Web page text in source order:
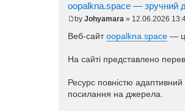
oopalkna.space — зручний
P
o
by Johyamara » 12.06.2026
Веб-сайтoopalkna.space —
На сайті представлено
Ресурс повністю адаптивний
посилання на джерела.